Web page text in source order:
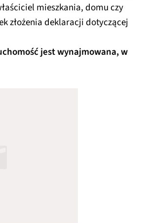
mieszkania, domu czy
złożenia deklaracji dotyczącej
jest wynajmowana, w